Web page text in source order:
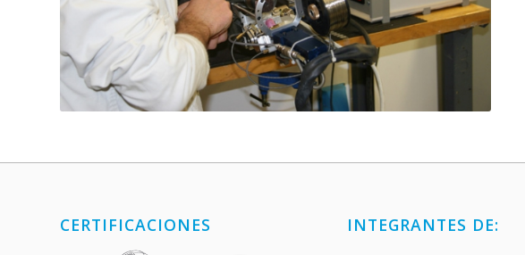
CERTIFICACIONES INTEGRANTES DE: